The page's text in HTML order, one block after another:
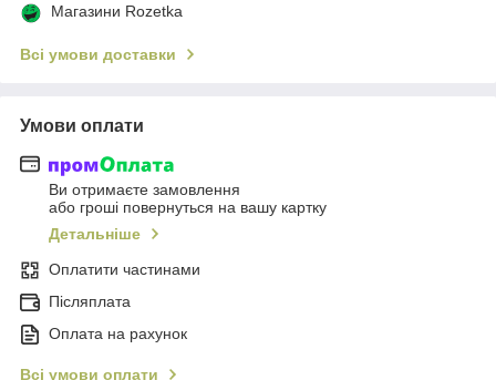
Магазини Rozetka
Всі умови доставки
Умови оплати
Ви отримаєте замовлення
або гроші повернуться на вашу картку
Детальніше
Оплатити частинами
Післяплата
Оплата на рахунок
Всі умови оплати